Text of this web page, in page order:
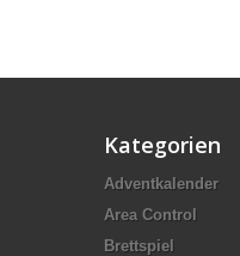
Kategorien
Adventkalender
Area Control
Brettspiel